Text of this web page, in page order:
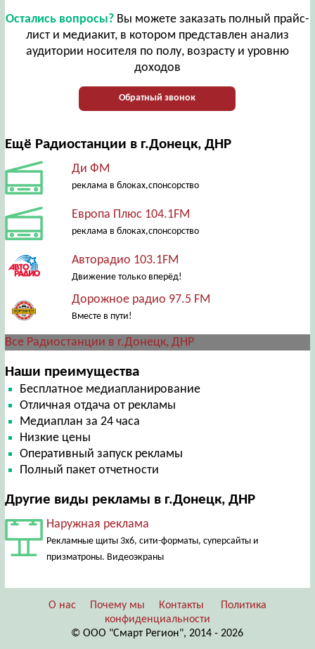
Остались вопросы?Вы можете заказать полный прайс-
лист и медиакит, в котором представлен анализ
аудитории носителя по полу, возрасту и уровню
доходов
Обратный звонок
Ещё Радиостанции в г.Донецк, ДНР
Ди ФМ
реклама в блоках,спонсорство
Европа Плюс 104.1FM
реклама в блоках,спонсорство
Авторадио 103.1FM
Движение только вперёд!
Дорожное радио 97.5 FM
Вместе в пути!
Все Радиостанции в г.Донецк, ДНР
Наши преимущества
Бесплатное медиапланирование
Отличная отдача от рекламы
Медиаплан за 24 часа
Низкие цены
Оперативный запуск рекламы
Полный пакет отчетности
Другие виды рекламы в г.Донецк, ДНР
Наружная реклама
Рекламные щиты 3х6, сити-форматы, суперсайты и
призматроны. Видеоэкраны
О нас Почему мы Контакты
Политика
конфиденциальности
© ООО "Смарт Регион", 2014 - 2026